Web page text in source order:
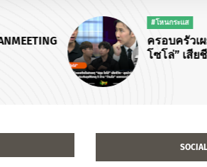
ครอบครัวเผยติดใจสาเหตุ “ฮลุน
โซโล่” เสียชีวิต - ลุยนำร่างกลับไทย
พบทำประกันอุบัติเหตุ 5 ล้าน “ว่าน
ไฉ” แจงดราม่าแจ้งข่าว